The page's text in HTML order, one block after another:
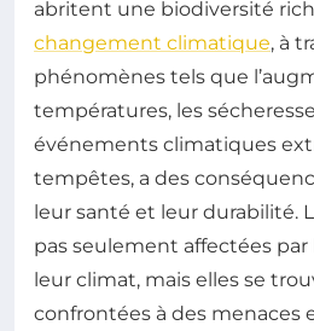
abritent une biodiversité
changement climatique, à
phénomènes tels que
températures, les
événements climatiques
tempêtes, a des
leur santé et leur durabilité.
pas seulement affectées
leur climat, mais elles se
confrontées à des menaces